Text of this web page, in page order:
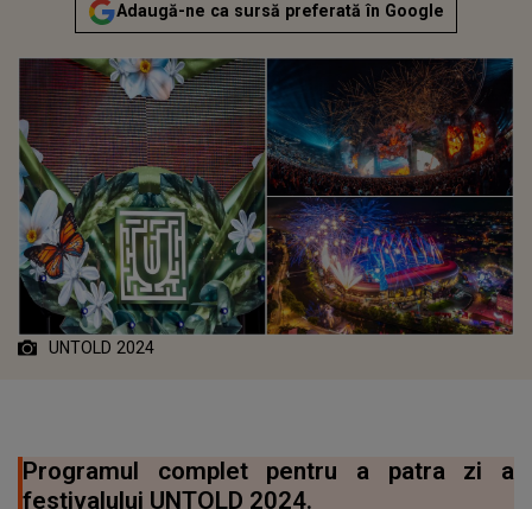
Adaugă-ne ca sursă preferată în Google
UNTOLD 2024
Programul complet pentru a patra zi a
festivalului UNTOLD 2024.